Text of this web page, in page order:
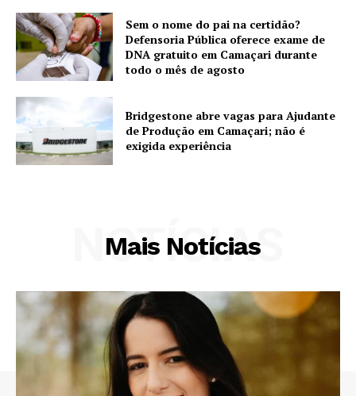
Sem o nome do pai na certidão?
Defensoria Pública oferece exame de
DNA gratuito em Camaçari durante
todo o mês de agosto
Bridgestone abre vagas para Ajudante
de Produção em Camaçari; não é
exigida experiência
Mais Notícias
NOTÍCIAS